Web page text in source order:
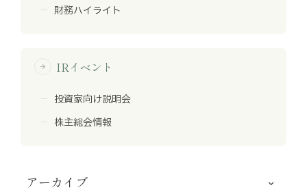
財務ハイライト
arrow_forward IRイベント
投資家向け説明会
株主総会情報
アーカイブ